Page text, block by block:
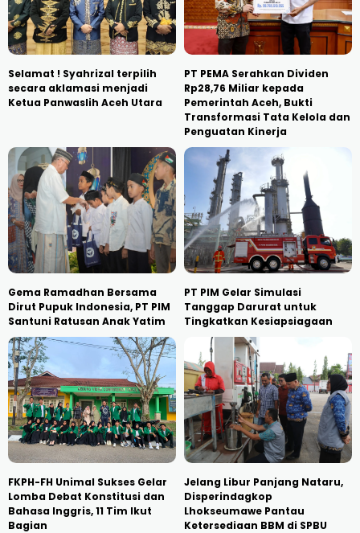
Selamat ! Syahrizal terpilih
secara aklamasi menjadi
Ketua Panwaslih Aceh Utara
PT PEMA Serahkan Dividen
Rp28,76 Miliar kepada
Pemerintah Aceh, Bukti
Transformasi Tata Kelola dan
Penguatan Kinerja
Gema Ramadhan Bersama
Dirut Pupuk Indonesia, PT PIM
Santuni Ratusan Anak Yatim
PT PIM Gelar Simulasi
Tanggap Darurat untuk
Tingkatkan Kesiapsiagaan
FKPH-FH Unimal Sukses Gelar
Lomba Debat Konstitusi dan
Bahasa Inggris, 11 Tim Ikut
Bagian
Jelang Libur Panjang Nataru,
Disperindagkop
Lhokseumawe Pantau
Ketersediaan BBM di SPBU